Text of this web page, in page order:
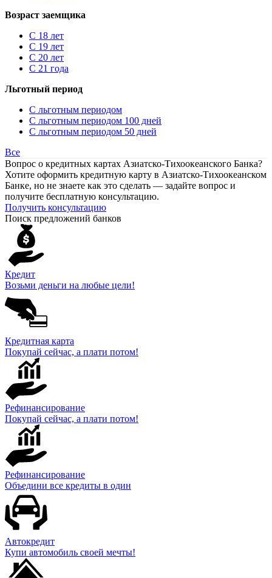
Возраст заемщика
С 18 лет
С 19 лет
С 20 лет
С 21 года
Льготный период
С льготным периодом
С льготным периодом 100 дней
С льготным периодом 50 дней
Все
Вопрос о кредитных картах Азиатско-Тихоокеанского Банка?
Хотите оформить кредитную карту в Азиатско-Тихоокеанском
Банке, но не знаете как это сделать — задайте вопрос и
получите бесплатную консультацию.
Получить консультацию
Поиск предложений банков
Кредит
Возьми деньги на любые цели!
Кредитная карта
Покупай сейчас, а плати потом!
Рефинансирование
Покупай сейчас, а плати потом!
Рефинансирование
Объедини все кредиты в один
Автокредит
Купи автомобиль своей мечты!